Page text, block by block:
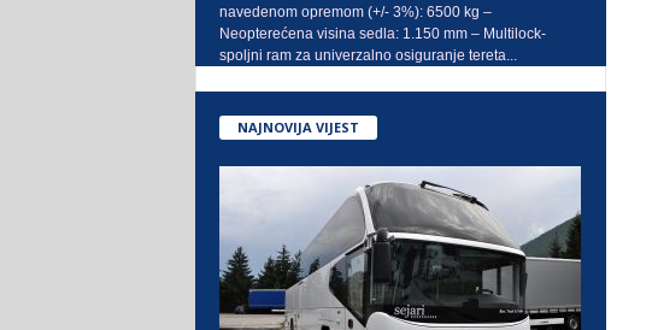
o
navedenom opremom (+/- 3%): 6500 kg –
Neopterećena visina sedla: 1.150 mm – Multilock-
spoljni ram za univerzalno osiguranje tereta...
NAJNOVIJA VIJEST